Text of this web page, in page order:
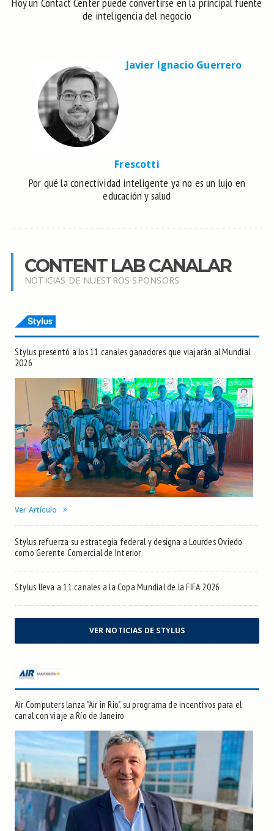
de inteligencia del negocio
Javier Ignacio Guerrero
Frescotti
Por qué la conectividad inteligente ya no es un lujo en
educación y salud
CONTENT LAB CANALAR
NOTICIAS DE NUESTROS SPONSORS
Stylus presentó a los 11 canales ganadores que viajarán al Mundial
2026
Ver Artículo
Stylus refuerza su estrategia federal y designa a Lourdes Oviedo
como Gerente Comercial de Interior
Stylus lleva a 11 canales a la Copa Mundial de la FIFA 2026
VER NOTICIAS DE STYLUS
Air Computers lanza "Air in Rio", su programa de incentivos para el
canal con viaje a Río de Janeiro